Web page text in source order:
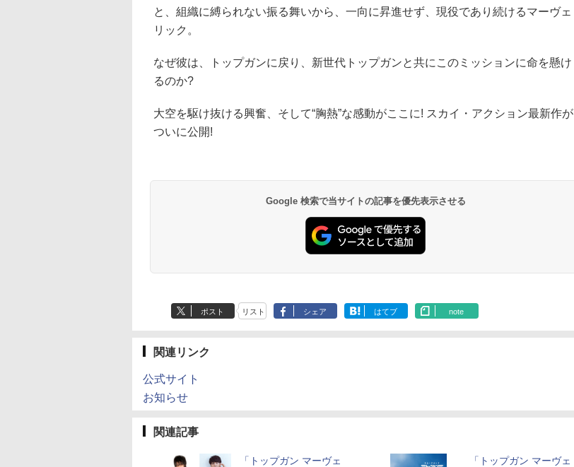
と、組織に縛られない振る舞いから、一向に昇進せず、現役であり続けるマーヴェ
リック。
なぜ彼は、トップガンに戻り、新世代トップガンと共にこのミッションに命を懸け
るのか?
大空を駆け抜ける興奮、そして“胸熱”な感動がここに! スカイ・アクション最新作が
ついに公開!
Google 検索で当サイトの記事を優先表示させる
ポスト リスト シェア はてブ note
関連リンク
公式サイト
お知らせ
関連記事
「トップガン マーヴェ 「トップガン マーヴェ